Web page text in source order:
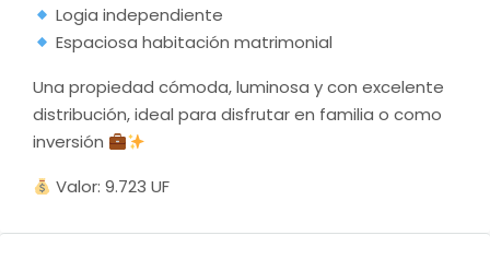
Logia independiente
Espaciosa habitación matrimonial
Una propiedad cómoda, luminosa y con excelente
distribución, ideal para disfrutar en familia o como
inversión
Valor: 9.723 UF